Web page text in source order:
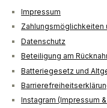
Impressum
Zahlungsmöglichkeiten
Datenschutz
Beteiligung am
Batteriegesetz und
Instagram (Impressum